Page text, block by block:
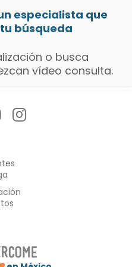
especialista que
búsqueda
o busca
vídeo consulta.